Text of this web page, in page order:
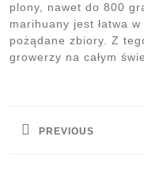
plony, nawet do 800
marihuany jest łatwa
pożądane zbiory. Z
growerzy na całym
PREVIOUS